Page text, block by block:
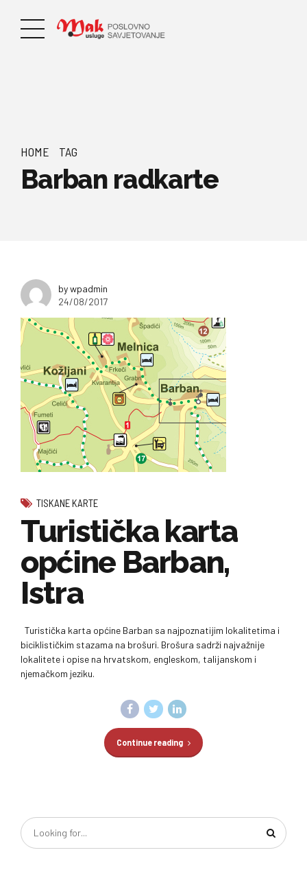
HOME TAG
Barban radkarte
by wpadmin
24/08/2017
TISKANE KARTE
Turistička karta
općine Barban,
Istra
Turistička karta općine Barban sa najpoznatijim lokalitetima i
biciklističkim stazama na brošuri. Brošura sadrži najvažnije
lokalitete i opise na hrvatskom, engleskom, talijanskom i
njemačkom jeziku.
Continue reading